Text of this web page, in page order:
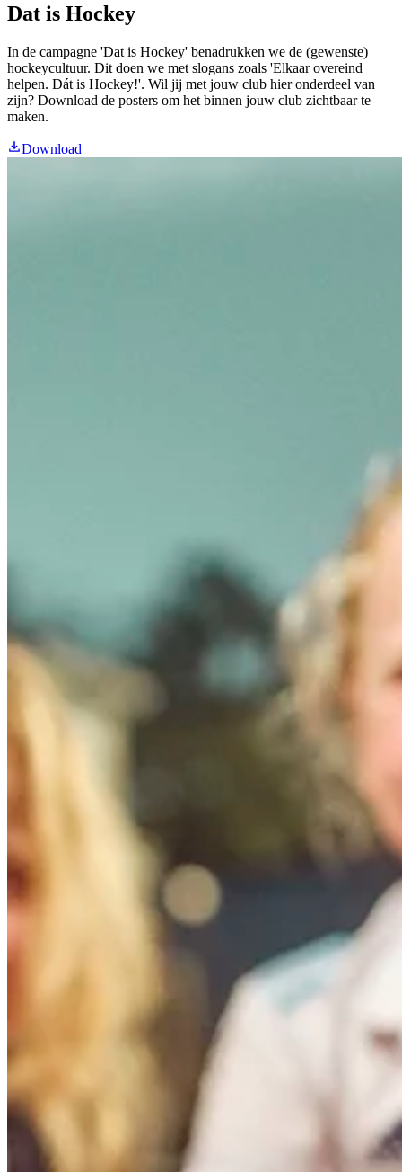
Dat is Hockey
In de campagne 'Dat is Hockey' benadrukken we de (gewenste)
hockeycultuur. Dit doen we met slogans zoals 'Elkaar overeind
helpen. Dát is Hockey!'. Wil jij met jouw club hier onderdeel van
zijn? Download de posters om het binnen jouw club zichtbaar te
maken.
Download